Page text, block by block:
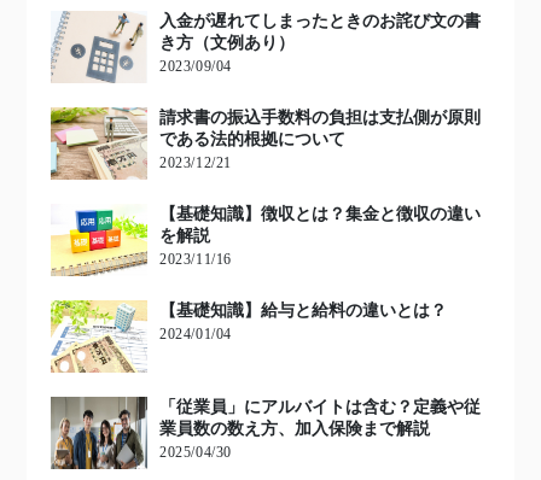
入金が遅れてしまったときのお詫び文の書
き方（文例あり）
2023/09/04
請求書の振込手数料の負担は支払側が原則
である法的根拠について
2023/12/21
【基礎知識】徴収とは？集金と徴収の違い
を解説
2023/11/16
【基礎知識】給与と給料の違いとは？
2024/01/04
「従業員」にアルバイトは含む？定義や従
業員数の数え方、加入保険まで解説
2025/04/30